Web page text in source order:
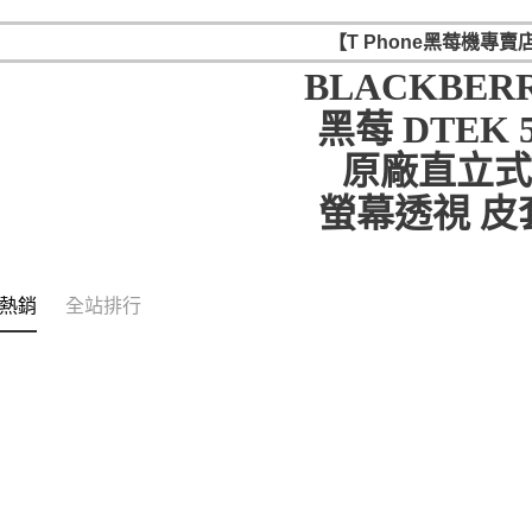
【T Phone黑莓機專賣店
黑莓 DTEK
原廠直立式
螢幕透視 皮
銷 全站排行